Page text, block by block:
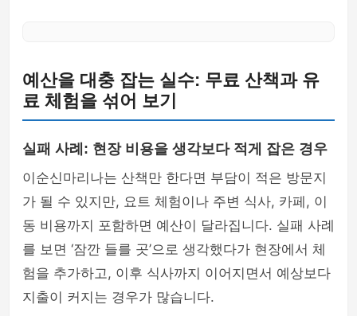
예산을 대충 잡는 실수: 무료 산책과 유
료 체험을 섞어 보기
실패 사례: 현장 비용을 생각보다 적게 잡은 경우
이순신마리나는 산책만 한다면 부담이 적은 방문지
가 될 수 있지만, 요트 체험이나 주변 식사, 카페, 이
동 비용까지 포함하면 예산이 달라집니다. 실패 사례
를 보면 ‘잠깐 들를 곳’으로 생각했다가 현장에서 체
험을 추가하고, 이후 식사까지 이어지면서 예상보다
지출이 커지는 경우가 많습니다.